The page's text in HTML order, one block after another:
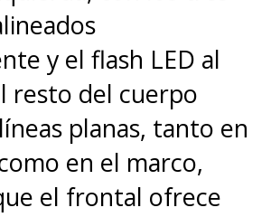
y el flash LED al
resto del cuerpo
planas, tanto en
en el marco,
el frontal ofrece